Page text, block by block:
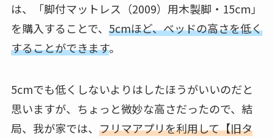
は、「脚付マットレス（2009）用木製脚・15cm」
を購入することで、 5cmほど、ベッドの高さを低く
することができます。
5cmでも低くしないよりはしたほうがいいのだと
思いますが、ちょっと微妙な高さだったので、結
局、我が家では、 フリマアプリを利用して【旧タ